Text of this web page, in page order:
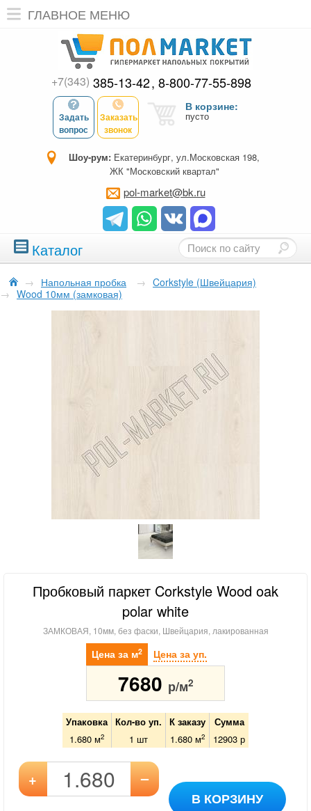
ГЛАВНОЕ МЕНЮ
+7(343) 385-13-42 8-800-77-55-898
Задать
вопрос
Заказать
звонок
В корзине:
пусто
Шоу-рум: Екатеринбург, ул.Московская 198,
ЖК "Московский квартал"
pol-market@bk.ru
Каталог
→ Напольная пробка → Corkstyle (Швейцария)
→ Wood 10мм (замковая)
Пробковый паркет Corkstyle Wood oak
polar white
ЗАМКОВАЯ, 10мм, без фаски, Швейцария, лакированная
Цена за м2 Цена за уп.
7680 р/м2
Упаковка Кол-во уп. К заказу
Сумма
1.680 м2 1 шт 1.680 м2 12903 р
+ –
В КОРЗИНУ